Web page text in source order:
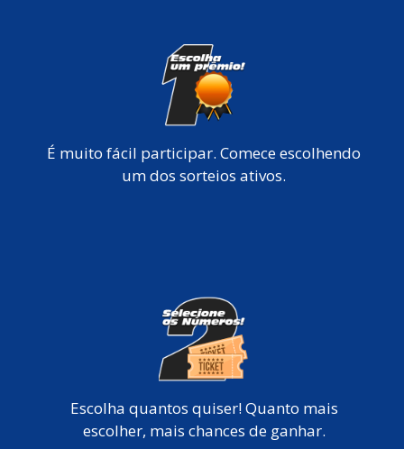
É muito fácil participar. Comece escolhendo
um dos sorteios ativos.
Escolha quantos quiser! Quanto mais
escolher, mais chances de ganhar.